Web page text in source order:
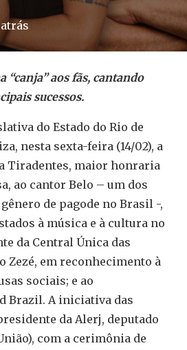
“canja” aos fãs, cantando
sucessos.
do Estado do Rio de
nesta sexta-feira (14/02), a
Tiradentes, maior honraria
ao cantor Belo – um dos
de pagode no Brasil -,
à música e à cultura no
da Central Única das
Zezé, em reconhecimento à
sociais; e ao
Brazil. A iniciativa das
da Alerj, deputado
com a cerimônia de